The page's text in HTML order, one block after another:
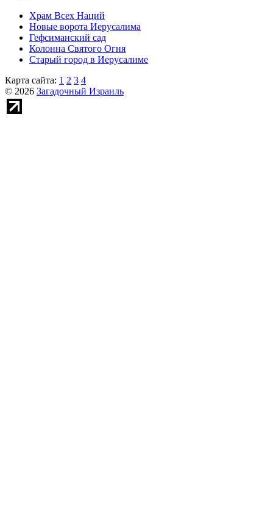
Храм Всех Наций
Новые ворота Иерусалима
Гефсиманский сад
Колонна Святого Огня
Старый город в Иерусалиме
Карта сайта: 1 2 3 4
© 2026 Загадочный Израиль